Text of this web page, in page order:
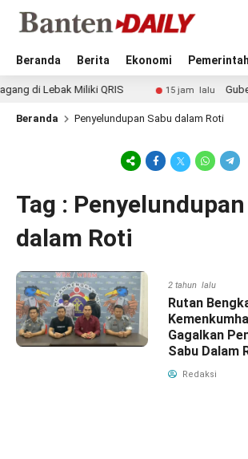
Beranda Berita Ekonomi
di Lebak Miliki QRIS 15 jam lalu
Beranda Penyelundupan Sabu dalam Roti
Tag :
dalam Roti
2 tahun lalu
Rutan
Gagalkan
Sabu Dalam
Redaksi